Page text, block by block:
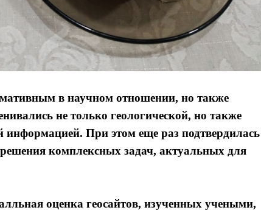
в научном отношении, но также
не только геологической, но также
информацией. При этом еще раз подтвердилась
комплексных задач, актуальных для
оценка геосайтов, изученных учеными,